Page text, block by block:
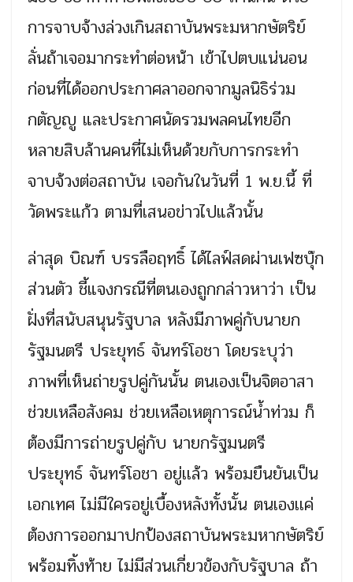
การจาบจ้างล่วงเกินสถาบันพระมหากษัตริย์
ลั่นถ้าเจอมากระทำต่อหน้า เข้าไปตบแน่นอน
ก่อนที่ได้ออกประกาศลาออกจากมูลนิธิร่วม
กตัญญู และประกาศนัดรวมพลคนไทยอีก
หลายสิบล้านคนที่ไม่เห็นด้วยกับการกระทำ
จาบจ้วงต่อสถาบัน เจอกันในวันที่ 1 พ.ย.นี้ ที่
วัดพระแก้ว ตามที่เสนอข่าวไปแล้วนั้น
ล่าสุด บิณฑ์ บรรลือฤทธิ์ ได้ไลฟ์สดผ่านเฟซบุ๊ก
ส่วนตัว ชี้แจงกรณีที่ตนเองถูกกล่าวหาว่า เป็น
ฝั่งที่สนับสนุนรัฐบาล หลังมีภาพคู่กับนายก
รัฐมนตรี ประยุทธ์ จันทร์โอชา โดยระบุว่า
ภาพที่เห็นถ่ายรูปคู่กันนั้น ตนเองเป็นจิตอาสา
ช่วยเหลือสังคม ช่วยเหลือเหตุการณ์น้ำท่วม ก็
ต้องมีการถ่ายรูปคู่กับ นายกรัฐมนตรี
ประยุทธ์ จันทร์โอชา อยู่เเล้ว พร้อมยืนยันเป็น
เอกเทศ ไม่มีใครอยู่เบื้องหลังทั้งนั้น ตนเองเเค่
ต้องการออกมาปกป้องสถาบันพระมหากษัตริย์
พร้อมทิ้งท้าย ไม่มีส่วนเกี่ยวข้องกับรัฐบาล ถ้า